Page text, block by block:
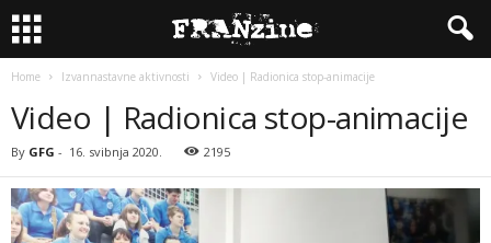
Home Izvannastavne aktivnosti Video | Radionica stop-animacije
Video | Radionica stop-animacije
By GFG - 16. svibnja 2020. 2195